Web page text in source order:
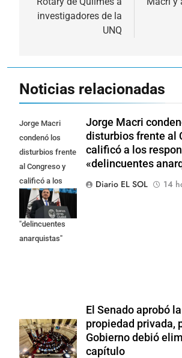
entradas
investigadores de la
UNQ
Noticias relacionadas
Jorge Macri
condenó los
disturbios frente
al Congreso y
calificó a los
responsables
como
"delincuentes
anarquistas"
Jorge Macri
disturbios frente al
calificó a los
«delincuentes
Diario EL SOL
14
El Senado aprobó
propiedad privada,
Gobierno debió
capítulo